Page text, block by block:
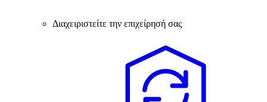
Διαχειριστείτε την επιχείρησή σας